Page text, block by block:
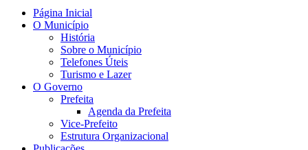
Página Inicial
O Município
História
Sobre o Município
Telefones Úteis
Turismo e Lazer
O Governo
Prefeita
Agenda da Prefeita
Vice-Prefeito
Estrutura Organizacional